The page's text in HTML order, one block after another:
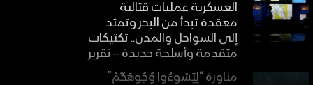
العسكرية عمليات قتالية
معقدة تبدأ من البحر وتمتد
إلى السواحل والمدن.. تكتيكات
متقدمة وأسلحة جديدة – تقرير
مناورة “لِيَسُوءُوا وُجُوهَكُمْ”